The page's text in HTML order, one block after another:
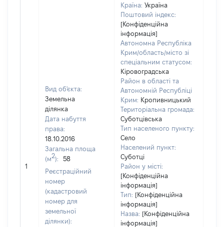
1
Вид об'єкта:
Земельна
ділянка
Дата набуття
права:
18.10.2016
Загальна площа
(м2):
58
Реєстраційний
номер
(кадастровий
номер для
земельної
ділянки):
Країна: Україна
Поштовий індекс:
[Конфіденційна
інформація]
Автономна Республіка
Крим/область/місто зі
спеціальним статусом:
Кіровоградська
Район в області та
Автономній Республіці
Крим: Кропивницький
Територіальна громада:
Суботцівська
Тип населеного пункту:
Село
Населений пункт:
Суботці
Район у місті:
[Конфіденційна
інформація]
Тип: [Конфіденційна
інформація]
Назва: [Конфіденційна
інформація]